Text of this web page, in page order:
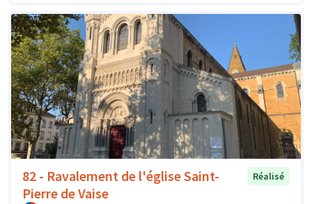
82 - Ravalement de l'église Saint-
Pierre de Vaise
Réalisé